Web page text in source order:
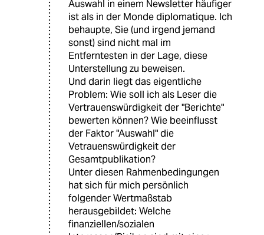
Auswahl in einem Newsletter häufiger
ist als in der Monde diplomatique. Ich
behaupte, Sie (und irgend jemand
sonst) sind nicht mal im
Entferntesten in der Lage, diese
Unterstellung zu beweisen.
Und darin liegt das eigentliche
Problem: Wie soll ich als Leser die
Vertrauenswürdigkeit der "Berichte"
bewerten können? Wie beeinflusst
der Faktor "Auswahl" die
Vetrauenswürdigkeit der
Gesamtpublikation?
Unter diesen Rahmenbedingungen
hat sich für mich persönlich
folgender Wertmaßstab
herausgebildet: Welche
finanziellen/sozialen